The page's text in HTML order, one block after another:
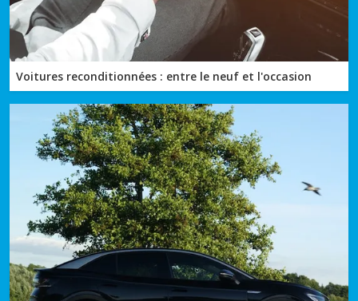
Voitures reconditionnées : entre le neuf et l'occasion